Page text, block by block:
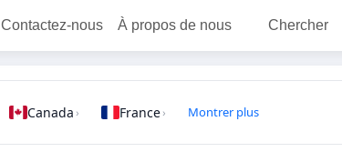
Contactez-nous À propos de nous Chercher
Canada › France› Montrer plus